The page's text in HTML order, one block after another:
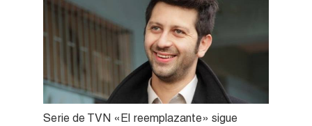
Serie de TVN «El reemplazante» sigue